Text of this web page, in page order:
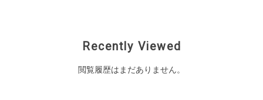
Recently Viewed
閲覧履歴はまだありません。